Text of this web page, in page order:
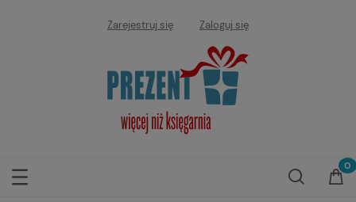
Zarejestruj się Zaloguj się